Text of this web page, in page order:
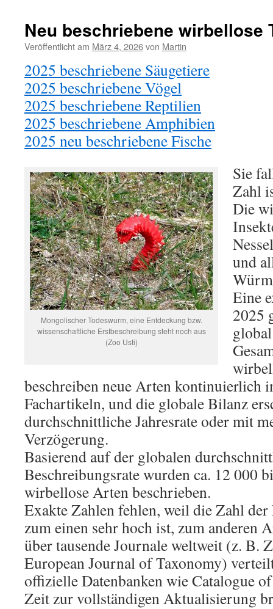
Neu beschriebene wirbellose
Veröffentlicht am März 4, 2026von Martin
2025 beschriebene Säugetiere
2025 beschriebene Vögel
2025 beschriebene Reptilien
2025 beschriebene Amphibien
2025 neu beschriebene Fische
Mongolischer Todeswurm, eine Entdeckung bzw.
wissenschaftliche Erstbeschreibung steht noch aus
(Zoo Usti)
Sie
Zahl
Die
und
Eine
2025
beschreiben neue Arten kontinuierlich
Fachartikeln, und die globale Bilanz
durchschnittliche Jahresrate oder mit
Verzögerung.
Basierend auf der globalen
Beschreibungsrate wurden ca. 12 000
wirbellose Arten beschrieben.
Exakte Zahlen fehlen, weil die Zahl der
zum einen sehr hoch ist, zum anderen
über tausende Journale weltweit (z. B.
European Journal of Taxonomy)
offizielle Datenbanken wie Catalogue
Zeit zur vollständigen Aktualisierung